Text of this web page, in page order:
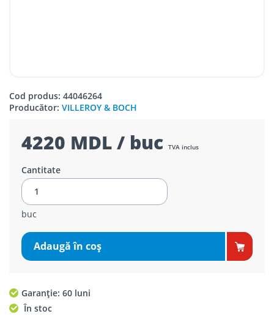
Cod produs: 44046264
Producător: VILLEROY & BOCH
4220 MDL / buc TVA inclus
Cantitate
buc
Adaugă în coş
Garanție: 60 luni
În stoc